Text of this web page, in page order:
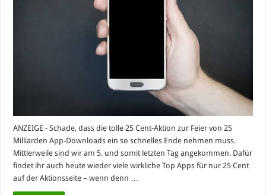
ANZEIGE - Schade, dass die tolle 25 Cent-Aktion zur Feier von 25
Milliarden App-Downloads ein so schnelles Ende nehmen muss.
Mittlerweile sind wir am 5. und somit letzten Tag angekommen. Dafür
findet ihr auch heute wieder viele wirkliche Top Apps für nur 25 Cent
auf der Aktionsseite – wenn denn …